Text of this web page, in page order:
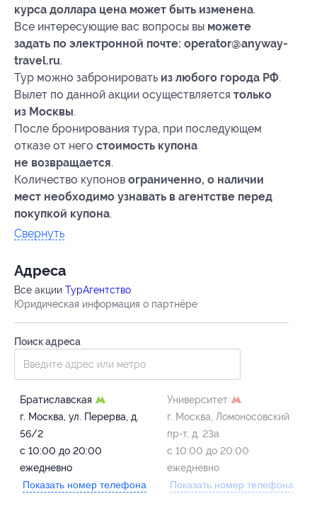
курса доллара цена может быть изменена.
Все интересующие вас вопросы вы можете
задать по электронной почте: operator@anyway-
travel.ru.
Тур можно забронировать из любого города РФ.
Вылет по данной акции осуществляется только
из Москвы.
После бронирования тура, при последующем
отказе от него стоимость купона
не возвращается.
Количество купонов ограниченно, о наличии
мест необходимо узнавать в агентстве перед
покупкой купона.
Свернуть
Адресa
Все акции ТурАгентство
Юридическая информация о партнёре
Поиск адреса
Братиславская
г. Москва, ул. Перерва, д.
56/2
с 10:00 до 20:00
ежедневно
Показать номер телефона
Университет
г. Москва, Ломоносовский
пр-т, д. 23а
с 10:00 до 20:00
ежедневно
Показать номер телефона